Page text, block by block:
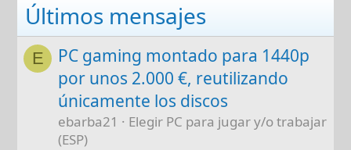
Últimos mensajes
E
PC gaming montado para 1440p
por unos 2.000 €, reutilizando
únicamente los discos
ebarba21
Elegir PC para jugar y/o trabajar
(ESP)